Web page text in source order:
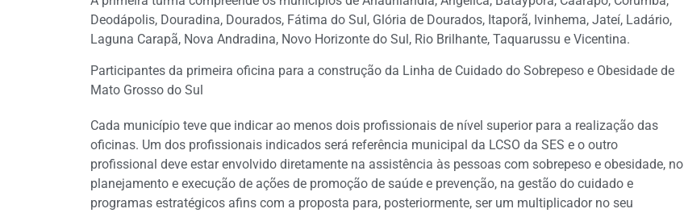
Deodápolis, Douradina, Dourados, Fátima do Sul, Glória de Dourados, Itaporã, Ivinhema, Jateí, Ladário,
Laguna Carapã, Nova Andradina, Novo Horizonte do Sul, Rio Brilhante, Taquarussu e Vicentina.
Participantes da primeira oficina para a construção da Linha de Cuidado do Sobrepeso e Obesidade de
Mato Grosso do Sul
Cada município teve que indicar ao menos dois profissionais de nível superior para a realização das
oficinas. Um dos profissionais indicados será referência municipal da LCSO da SES e o outro
profissional deve estar envolvido diretamente na assistência às pessoas com sobrepeso e obesidade, no
planejamento e execução de ações de promoção de saúde e prevenção, na gestão do cuidado e
programas estratégicos afins com a proposta para, posteriormente, ser um multiplicador no seu